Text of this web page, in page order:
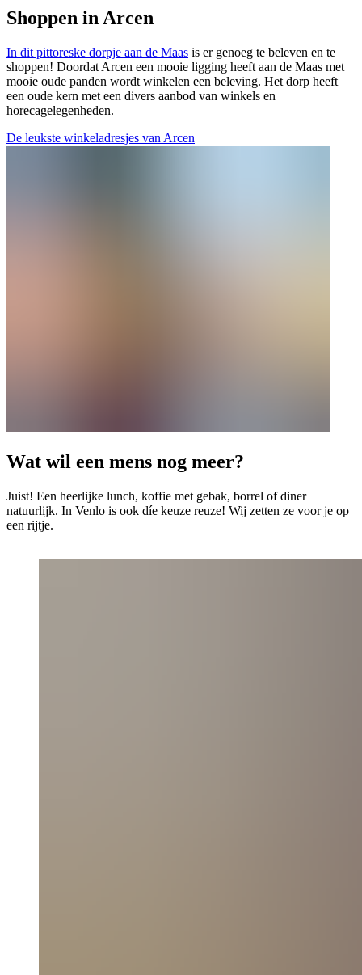
Shoppen in Arcen
In dit pittoreske dorpje aan de Maas is er genoeg te beleven en te
shoppen! Doordat Arcen een mooie ligging heeft aan de Maas met
mooie oude panden wordt winkelen een beleving. Het dorp heeft
een oude kern met een divers aanbod van winkels en
horecagelegenheden.
De leukste winkeladresjes van Arcen
Wat wil een mens nog meer?
Juist! Een heerlijke lunch, koffie met gebak, borrel of diner
natuurlijk. In Venlo is ook díe keuze reuze! Wij zetten ze voor je op
een rijtje.